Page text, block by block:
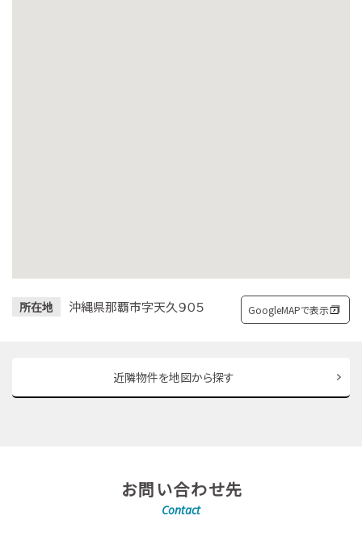
所在地 沖縄県那覇市字天久９０５ GoogleMAPで表示
近隣物件を地図から探す
お問い合わせ先
Contact